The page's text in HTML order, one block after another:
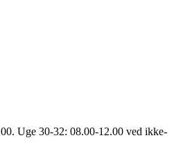
Uge 30-32: 08.00-12.00 ved ikke-